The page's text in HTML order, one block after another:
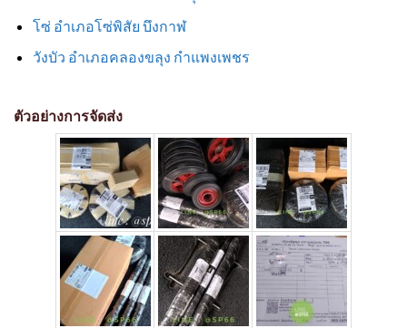
โซ่ อำเภอโซ่พิสัย บึงกาฬ
วังบัว อำเภอคลองขลุง กำแพงเพชร
ตัวอย่างการจัดส่ง